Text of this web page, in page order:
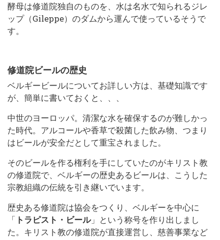
酵母は修道院独自のものを、水は名水で知られるジレ
ップ（Gileppe）のダムから運んで使っているそうで
す。
修道院ビールの歴史
ベルギービールについてお詳しい方は、基礎知識です
が、簡単に書いておくと、、、
中世のヨーロッパ。清潔な水を確保するのが難しかっ
た時代。アルコールや香草で殺菌した飲み物、つまり
はビールが安全だとして重宝されました。
そのビールを作る権利を手にしていたのがキリスト教
の修道院で、ベルギーの歴史あるビールは、こうした
宗教組織の伝統を引き継いでいます。
歴史ある修道院は協会をつくり、ベルギーを中心に
「 トラピスト・ビール」という称号を作り出しまし
た。キリスト教の修道院が直接運営し、慈善事業など